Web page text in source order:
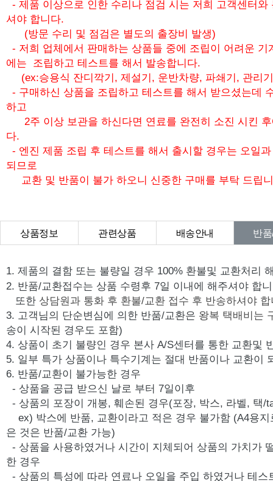
- 제품 이상으로 인한 수리나 점검 시는 저희 고객센터와
셔야 합니다.
(방문 수리 및 점검은 별도의 출장비 발생)
- 저희 업체에서 판매하는 상품들 중에 조립이 어려운 기
에는 조립하고 테스트를 해서 발송합니다.
(ex:승용식 잔디깍기, 제설기, 운반차량, 파쇄기, 관리
- 구매하신 상품을 조립하고 테스트를 해서 받으셨는데
하고
2주 이상 보관을 하신다면 연료를 완전히 소진 시킨 후
다.
- 엔진 제품 조립 후 테스트를 해서 출시할 경우는 오일
되므로
교환 및 반품이 불가 하오니 신중한 구매를 부탁 드립
상품정보 관련상품 배송안내 반
1. 제품의 결함 또는 불량일 경우 100% 환불및 교환처리
2. 반품/교환접수는 상품 수령후 7일 이내에 해주셔야 합
또한 상담원과 통화 후 환불/교환 접수 후 반송하셔야
3. 고객님의 단순변심에 의한 반품/교환은 왕복 택배비는
송이 시작된 경우도 포함)
4. 상품이 초기 불량인 경우 본사 A/S센터를 통한 교환및
5. 일부 특가 상품이나 특수기계는 절대 반품이나 교환이
6. 반품/교환이 불가능한 경우
- 상품을 공급 받으신 날로 부터 7일이후
- 상품의 포장이 개봉, 훼손된 경우(포장, 박스, 라벨, 택/
ex) 박스에 반품, 교환이라고 적은 경우 불가함 (A4용지
은 것은 반품/교환 가능)
- 상품을 사용하였거나 시간이 지체되어 상품의 가치가
한 경우
- 상품의 특성에 따라 연료나 오일을 주입 하였거나 테스